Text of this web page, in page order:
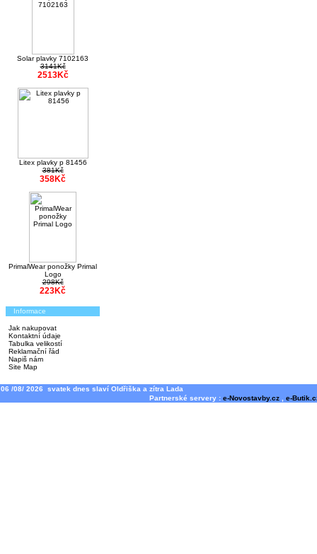
Solar plavky 7102163
3141Kč
2513Kč
Litex plavky p 81456
381Kč
358Kč
PrimalWear ponožky Primal
Logo
298Kč
223Kč
Informace
Jak nakupovat
Kontaktní údaje
Tabulka velikostí
Reklamační řád
Napiš nám
Site Map
06 /08/ 2026 svatek dnes slaví Oldřiška a zítra Lada
Partnerské servery : e-Novostavby.cz e-